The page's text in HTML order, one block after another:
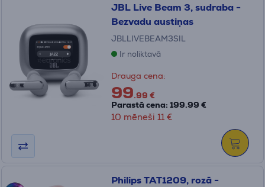
JBL Live Beam 3, sudraba -
Bezvadu austiņas
JBLLIVEBEAM3SIL
Ir noliktavā
Drauga cena:
99.99 €
Parastā cena: 199.99 €
10 mēneši 11 €
Philips TAT1209, rozā -